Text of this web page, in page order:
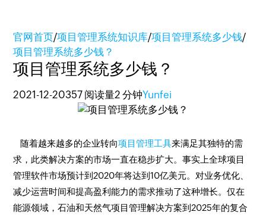
官网首页/项目管理系统知识库/项目管理系统多少钱/
项目管理系统多少钱？
项目管理系统多少钱？
2021-12-20357 阅读量2 分钟Yunfei
随着越来越多的企业转向项目管理工具来满足其独特的需
求，此类解决方案的市场一直在稳步扩大。事实上全球项目
管理软件市场预计到2020年将达到10亿美元。对业务优化、
减少运营时间和提高盈利能力的需求推动了这种增长。仅在
能源领域，石油和天然气项目管理解决方案到2025年的复合